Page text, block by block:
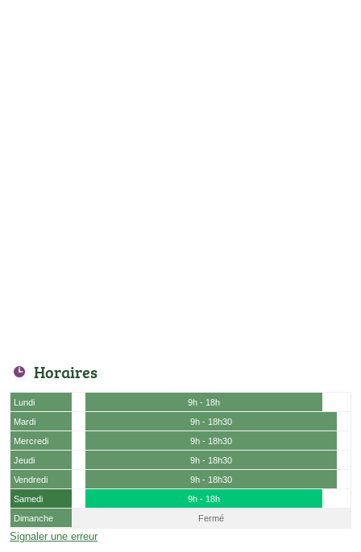
Horaires
Lundi
9h - 18h
Mardi
9h - 18h30
Mercredi
9h - 18h30
Jeudi
9h - 18h30
Vendredi
9h - 18h30
Samedi
9h - 18h
Dimanche
Fermé
Signaler une erreur